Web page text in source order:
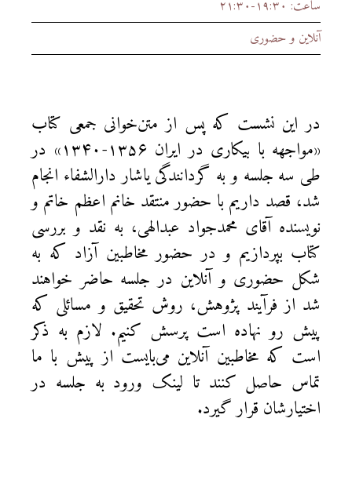
ساعت: ۱۹:۳۰-۲۱:۳۰
آنلاین و حضوری
در این نشست که پس از متن‌خوانی جمعی کتاب
«مواجهه با بیکاری در ایران ۱۳۵۶-۱۳۴۰» در
طی سه جلسه و به گردانندگی یاشار دارالشفاء انجام
شد، قصد داریم با حضور منتقد خانم اعظم خاتم و
نویسنده آقای محمدجواد عبدالهی،‌ به نقد و بررسی
کتاب بپردازیم و در حضور مخاطبین آزاد که به
شکل حضوری و آنلاین در جلسه حاضر خواهند
شد از فرآیند پژوهش، روش تحقیق و مسائلی که
پیش رو نهاده است پرسش کنیم. لازم به ذکر
است که مخاطبین آنلاین می‌بایست از پیش با ما
تماس حاصل کنند تا لینک ورود به جلسه در
اختیارشان قرار گیرد.